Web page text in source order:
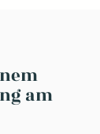
am